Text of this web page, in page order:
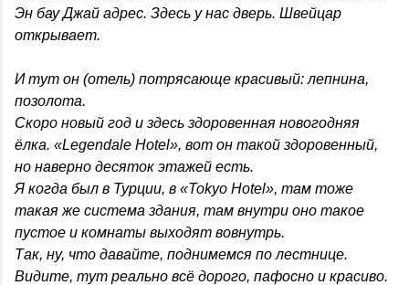
Эн бау Джай адрес. Здесь у нас дверь. Швейцар
открывает.
И тут он (отель) потрясающе красивый: лепнина,
позолота.
Скоро новый год и здесь здоровенная новогодняя
ёлка. «Legendale Hotel», вот он такой здоровенный,
но наверно десяток этажей есть.
Я когда был в Турции, в «Tokyo Hotel», там тоже
такая же система здания, там внутри оно такое
пустое и комнаты выходят вовнутрь.
Так, ну, что давайте, поднимемся по лестнице.
Видите, тут реально всё дорого, пафосно и красиво.